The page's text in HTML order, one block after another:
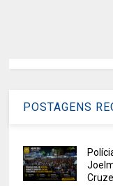
POSTAGENS